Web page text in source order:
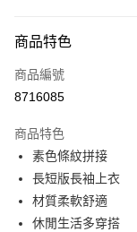
信用卡一次付款
超商取貨付款
街口支付
悠遊付
AFTEE先享後付
商品特色
商品編號
8716085
商品特色
素色條紋拼接
長短版長袖上衣
材質柔軟舒適
休閒生活多穿搭